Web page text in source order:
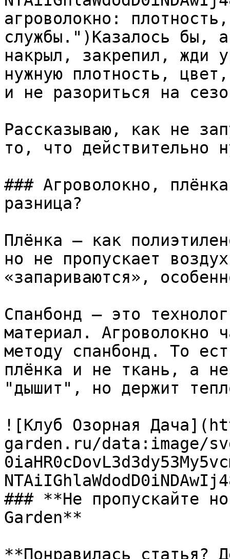
агроволокно:
службы.")Казалось бы,
накрыл, закрепил, жди
нужную плотность,
и не разориться на
Рассказываю, как не
то, что действительно
### Агроволокно,
разница?
Плёнка — как
но не пропускает
«запариваются»,
Спанбонд — это
материал. Агроволокно
методу спанбонд. То
плёнка и не ткань, а
"дышит", но держит
![Клуб Озорная
garden.ru/data:image/
### **Не пропускайте
Garden**
**Понравилась статья?